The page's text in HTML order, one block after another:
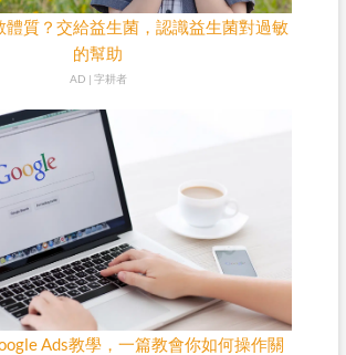
體質？交給益生菌，認識益生菌對過敏
的幫助
AD | 字耕者
Ads教學，一篇教會你如何操作關